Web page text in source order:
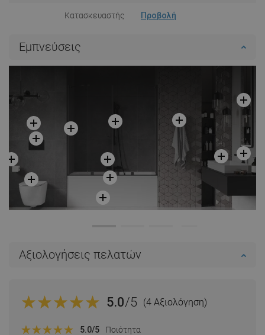
Κατασκευαστής Προβολή
Εμπνεύσεις
Αξιολογήσεις πελατών
5.0/5 (4 Αξιολόγηση)
5.0/5 Ποιότητα